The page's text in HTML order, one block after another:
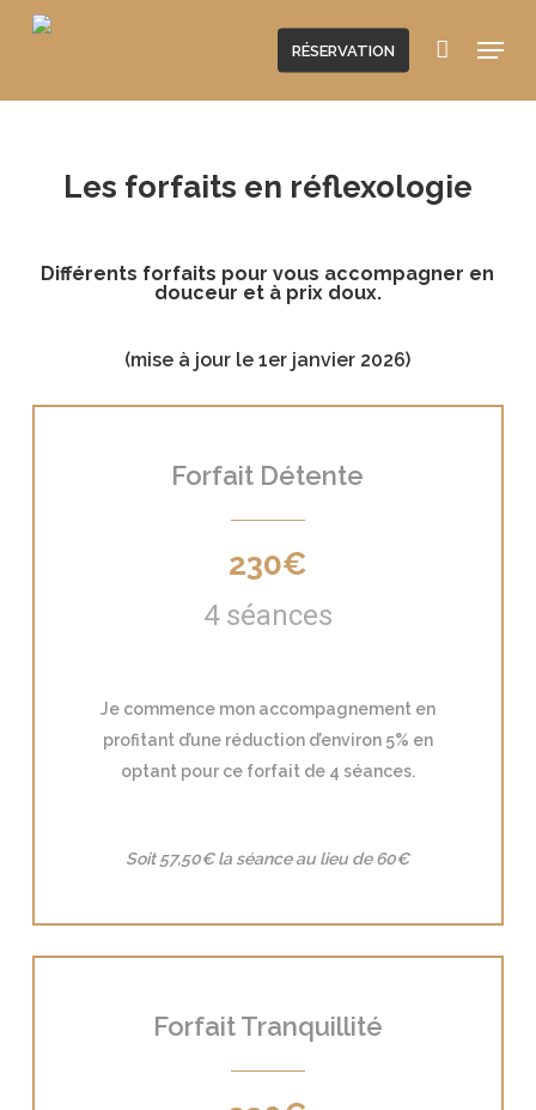
Skip
RÉSERVATION
Menu
Les forfaits en réflexologie
Différents forfaits pour vous accompagner en
douceur et à prix doux.
(mise à jour le 1er janvier 2026)
Forfait Détente
230€
4 séances
Je commence mon accompagnement en
profitant d’une réduction d’environ 5% en
optant pour ce forfait de 4 séances.
Soit 57,50€ la séance au lieu de 60€
Forfait Tranquillité